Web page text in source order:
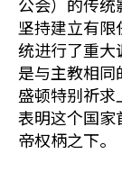
坚持建立有
统进行了重大
是与主教相
盛顿特别祈
表明这个国家
帝权柄之下。